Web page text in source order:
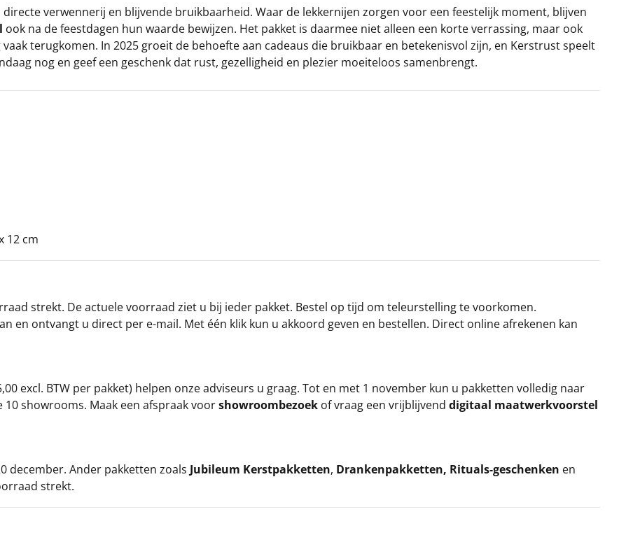
verwennerij en blijvende bruikbaarheid. Waar de lekkernijen zorgen voor een feestelijk moment, blijven
ook na de feestdagen hun waarde bewijzen. Het pakket is daarmee niet alleen een korte verrassing, maar ook
terugkomen. In 2025 groeit de behoefte aan cadeaus die bruikbaar en betekenisvol zijn, en Kerstrust speelt
nog en geef een geschenk dat rust, gezelligheid en plezier moeiteloos samenbrengt.
12 cm
strekt. De actuele voorraad ziet u bij ieder pakket. Bestel op tijd om teleurstelling te voorkomen.
en ontvangt u direct per e-mail. Met één klik kun u akkoord geven en bestellen. Direct online afrekenen kan
excl. BTW per pakket) helpen onze adviseurs u graag. Tot en met 1 november kun u pakketten volledig naar
showrooms. Maak een afspraak voorshowroombezoek of vraag een vrijblijvend digitaal maatwerkvoorstel
december. Ander pakketten zoals Jubileum Kerstpakketten, Drankenpakketten, Rituals-geschenken en
strekt.